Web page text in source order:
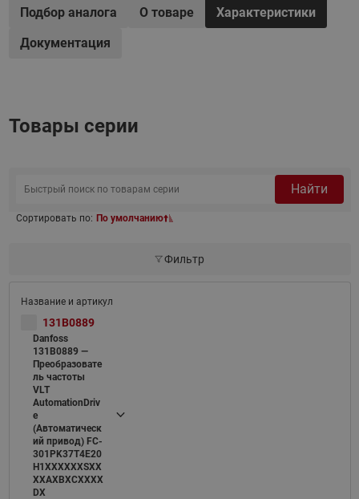
Подбор аналога О товаре
Характеристики
Документация
Товары серии
Найти
Сортировать по: По умолчанию
Фильтр
131B0889
Danfoss
131B0889 —
Преобразовате
ль частоты
VLT
AutomationDriv
e
(Автоматическ
ий привод) FC-
301PK37T4E20
H1XXXXXXSXX
XXAXBXCXXXX
DX